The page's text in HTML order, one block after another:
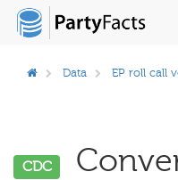
Data EP roll call
CDC